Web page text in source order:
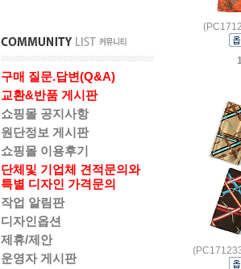
구매 질문.답변(Q&A)
교환&반품 게시판
쇼핑몰 공지사항
원단정보 게시판
쇼핑몰 이용후기
단체및 기업체 견적문의와
특별 디자인 가격문의
작업 알림판
디자인옵션
제휴/제안
운영자 게시판